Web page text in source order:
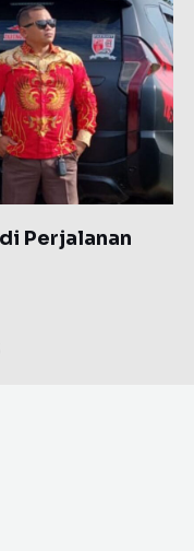
Perjalanan